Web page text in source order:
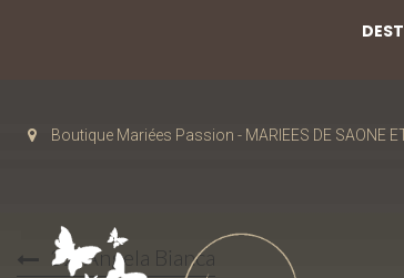
Boutique Mariées Passion - MARIEES DE SAONE
32-Angela Bianca